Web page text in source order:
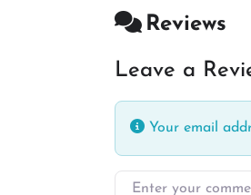
Reviews
Leave a
Your email
Enter your comment